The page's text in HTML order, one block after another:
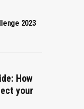
2023
How
your